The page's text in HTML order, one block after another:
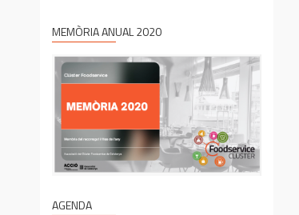
MEMÒRIA ANUAL 2020
AGENDA